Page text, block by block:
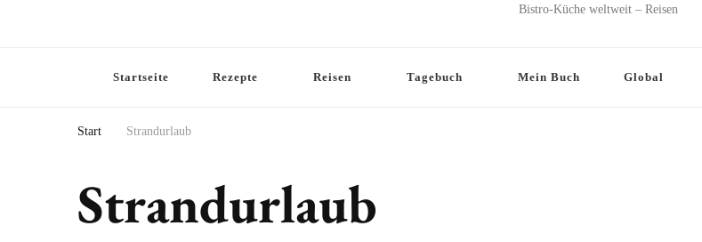
Bistro-Küche weltweit – Reisen
Startseite Rezepte Reisen Tagebuch Mein Buch Global
Start Strandurlaub
Strandurlaub